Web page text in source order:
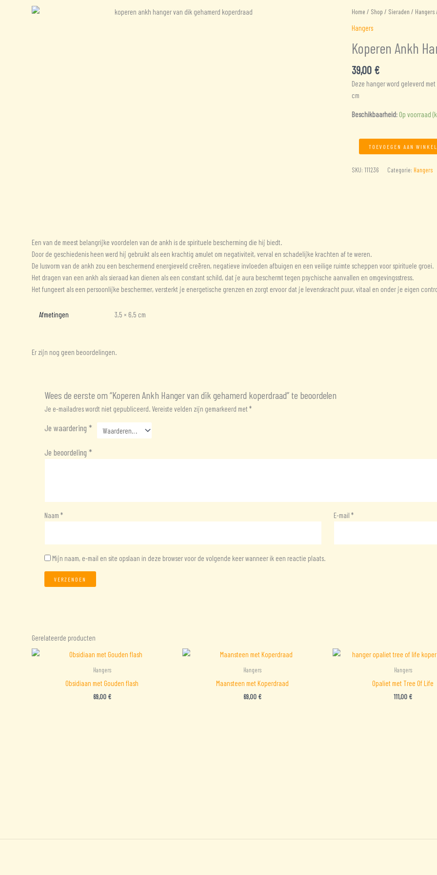
Home / Shop / Sieraden / Hangers/
Hangers
Koperen Ankh
39,00 €
Deze hanger word geleverd
cm
Beschikbaarheid: Op voorraad
Koperen
Ankh
Hanger
TOEVOEGEN AAN
SKU: 111236 Categorie: Hangers
Een van de meest belangrijke voordelen van de ankh is de spirituele bescherming die hij biedt.
Door de geschiedenis heen werd hij gebruikt als een krachtig amulet om negativiteit, verval en schadelijke krachten af ​​te weren.
De lusvorm van de ankh zou een beschermend energieveld creëren, negatieve invloeden afbuigen en een veilige ruimte scheppen voor spirituele groei.
Het dragen van een ankh als sieraad kan dienen als een constant schild, dat je aura beschermt tegen psychische aanvallen en omgevingsstress.
Het fungeert als een persoonlijke beschermer, versterkt je energetische grenzen en zorgt ervoor dat je levenskracht puur, vitaal en onder je eigen
Afmetingen 3,5 × 6,5 cm
Er zijn nog geen beoordelingen.
Wees de eerste om “Koperen Ankh Hanger van dik gehamerd koperdraad” te beoordelen
Je e-mailadres wordt niet gepubliceerd. Vereiste velden zijn gemarkeerd met*
Je waardering*
Je beoordeling*
Naam* E-mail *
Mijn naam, e-mail en site opslaan in deze browser voor de volgende keer wanneer ik een reactie plaats.
Gerelateerde producten
Hangers
Obsidiaan met Gouden flash
69,00 €
Hangers
Maansteen met Koperdraad
69,00 €
Hangers
Opaliet met Tree Of Life
111,00 €